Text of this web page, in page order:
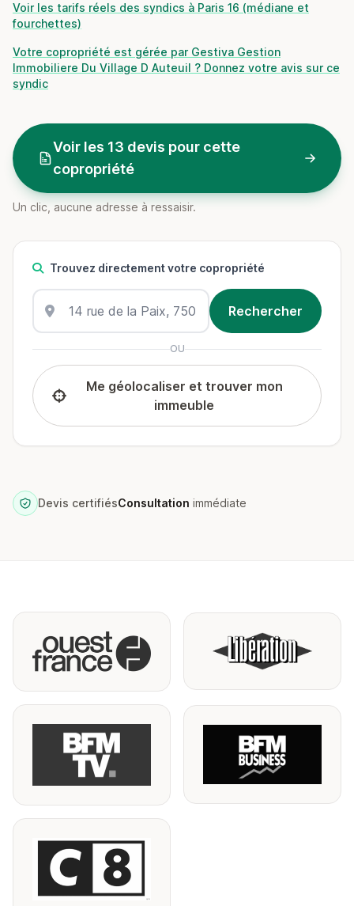
Voir les tarifs réels des syndics à Paris 16 (médiane et
fourchettes)
Votre copropriété est gérée par Gestiva Gestion
Immobiliere Du Village D Auteuil ? Donnez votre avis sur ce
syndic
Voir les 13 devis pour cette
copropriété
Un clic, aucune adresse à ressaisir.
Trouvez directement votre copropriété
OU
Me géolocaliser et trouver mon
immeuble
Devis certifiésConsultation immédiate